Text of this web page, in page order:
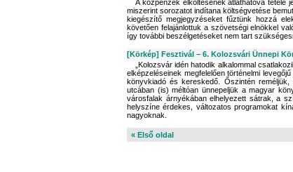
A közpénzek elköltésének átláthatóvá tétele
miszerint sorozatot indítana költségvetése
kiegészítő megjegyzéseket fűztünk hozzá
követően felajánlottuk a szövetségi elnökkel
így további beszélgetéseket nem tart
[Körkép] Fesztivál – 6. Kolozsvári Ünnepi
„Kolozsvár idén hatodik alkalommal
elképzelé­seinek megfelelően történelmi
könyvkiadó és kereskedő. Őszintén
utcában (is) méltóan ünnepeljük a magyar
városfalak árnyékában elhelyezett sátrak, a
helyszíne érdekes, változatos programokat
nagyoknak.
« Első oldal